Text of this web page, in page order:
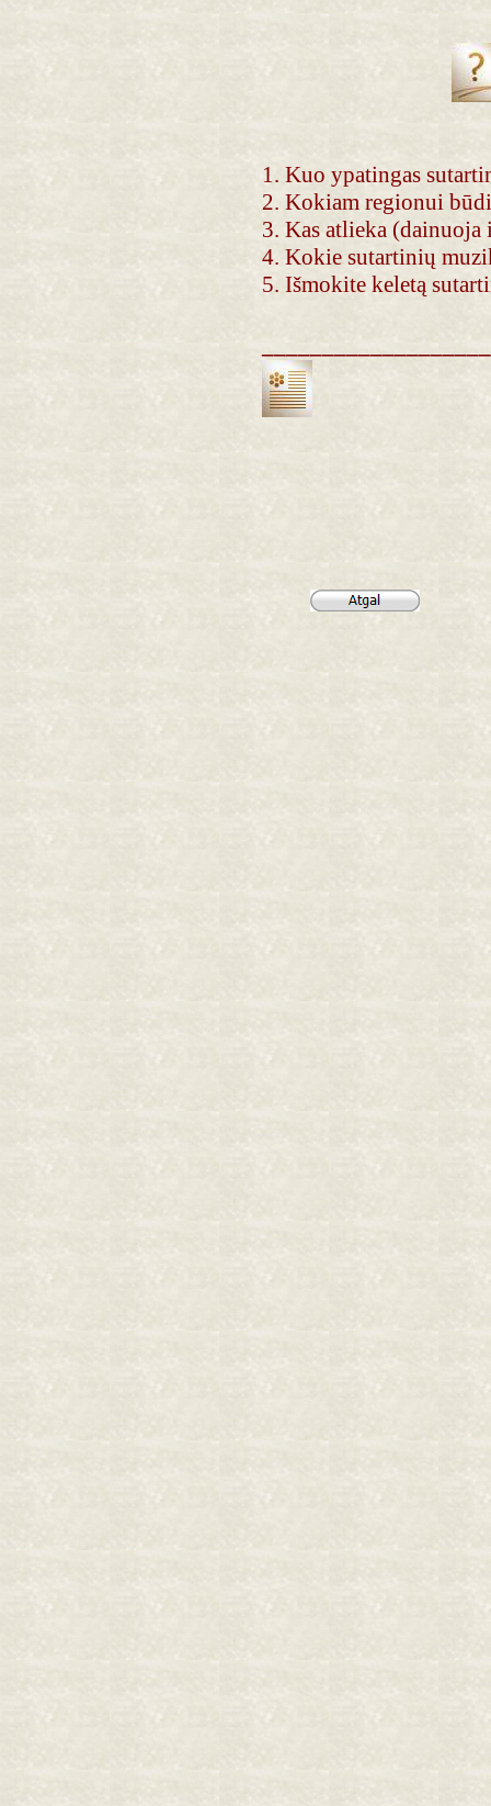
1. Kuo ypatingas
2. Kokiam regionui
3. Kas atlieka (dainuoja
4. Kokie sutartinių
5. Išmokite keletą